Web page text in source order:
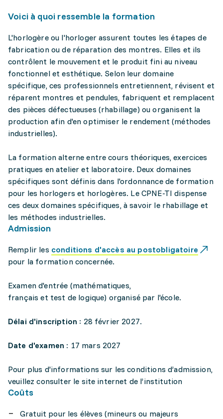
Voici à quoi ressemble la formation
L'horlogère ou l'horloger assurent toutes les étapes de
fabrication ou de réparation des montres. Elles et ils
contrôlent le mouvement et le produit fini au niveau
fonctionnel et esthétique. Selon leur domaine
spécifique, ces professionnels entretiennent, révisent et
réparent montres et pendules, fabriquent et remplacent
des pièces défectueuses (rhabillage) ou organisent la
production afin d'en optimiser le rendement (méthodes
industrielles).
La formation alterne entre cours théoriques, exercices
pratiques en atelier et laboratoire. Deux domaines
spécifiques sont définis dans l'ordonnance de formation
pour les horlogers et horlogères. Le CPNE-TI dispense
ces deux domaines spécifiques, à savoir le rhabillage et
les méthodes industrielles.
Admission
Remplir les conditions d'accès au postobligatoire
pour la formation concernée.
Examen d'entrée (mathématiques,
français et test de logique) organisé par l'école.
Délai d'inscription : 28 février 2027.
Date d'examen : 17 mars 2027
Pour plus d'informations sur les conditions d’admission,
veuillez consulter le site internet de l’institution
Coûts
Gratuit pour les élèves (mineurs ou majeurs